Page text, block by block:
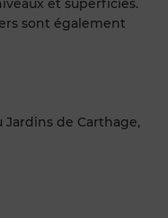
et superficies.
sont également
Jardins de Carthage,